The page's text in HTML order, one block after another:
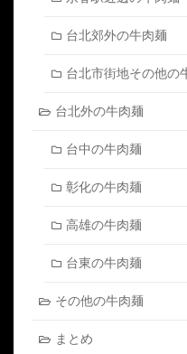
台北郊外の牛肉麺
台北市街地その他の
台北外の牛肉麺
台中の牛肉麺
彰化の牛肉麺
高雄の牛肉麺
台東の牛肉麺
その他の牛肉麺
まとめ